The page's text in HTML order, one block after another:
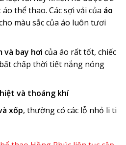
thể thao. Các sợi vải của áo
màu sắc của áo luôn tươi
và bay hơi của áo rất tốt, chiếc
chấp thời tiết nắng nóng
và thoáng khí
xốp, thường có các lỗ nhỏ li ti